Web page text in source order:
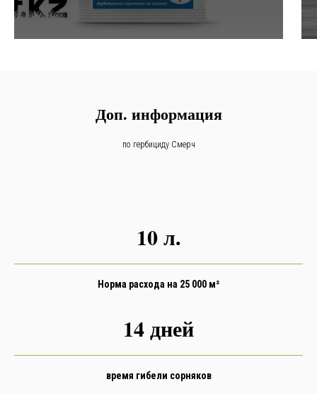
Доп. информация
по гербициду Смерч
10 л.
Норма расхода на 25 000 м²
14 дней
время гибели сорняков